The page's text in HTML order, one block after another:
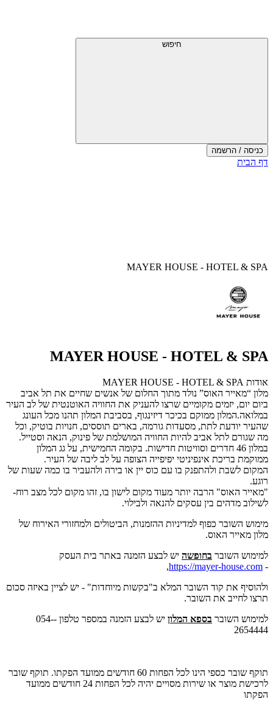
עליון
חיפוש
כניסה / הרשמה
סוף
דף הבית
MAYER HOUSE - HOTEL & SPA
MAYER HOUSE - HOTEL & SPA
אודות MAYER HOUSE - HOTEL & SPA
מלון “מאייר האוס” נולד מתוך החלום של אנשים שחיים את תל אביב
ביום יום, יזמים מקומיים שרצו להעניק את החוויה האוטנטית של לב העיר
במלואה.המלון ממוקם בכיכר דיזינגוף, בסביבת המלון תהנו מכל העונג
שהעיר יודעת לתת, מסעדות גורמה, בארים תוססים, חנויות בוטיק, וכל
מה שגורם לתל אביב להיות החוויה המושלמת של פינוק, הנאה וסטייל.
במלון 46 חדרים וסוויטות חדישות. בקומה החמישית, על גג המלון
ממוקמת בריכת אינפיניטי יפיפייה הצופה על לב ליבה של העיר.
המקום לשבת ולהתפנק בו עם כוס יין או בירה ולהעביר בו כמה שעות של
רוגע.
"מאייר האוס" הרבה יותר מעוד מקום לישון בו, זהו מקום לכל מצב רוח-
לשילוב מדהים בין עסקים להנאה ולבילוי.
מימוש השובר כפוף למדיניות ההזמנות, הביטולים ולמחזורי האירוח של
מלון מאייר האוס.
למימוש השובר בחופשה יש לבצע הזמנה באתר בית העסק
-
https://mayer-house.com
,
ולהוסיף את קוד השובר המלא ב"בקשות מיוחדות" - יש לציין באיזה סכום
תרצו לחייב את השובר.
למימוש השובר בספא המלון
יש לבצע הזמנה במספר טלפון -054-
2654444
תוקף שובר כספי הינו לכל הפחות 60 חודשים ממועד הפקתו. תוקף שובר
לרכישת מוצר או שירות מסויים יהיה לכל הפחות 24 חודשים ממועד
הפקתו